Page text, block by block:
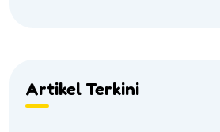
Artikel Terkini